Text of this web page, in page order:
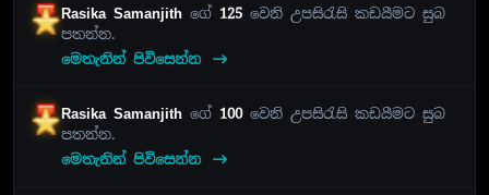
Rasika Samanjithගේ 125 වෙනි උපසිරැසි කඩයීමට සුබ
පතන්න.
මෙතැනින් පිවිසෙන්න
Rasika Samanjithගේ 100වෙනි උපසිරැසි කඩයීමට සුබ
පතන්න.
මෙතැනින් පිවිසෙන්න